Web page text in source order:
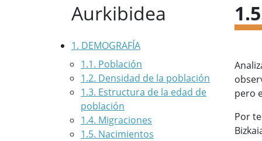
Aurkibidea
1. DEMOGRAFÍA
1.1. Población
1.2. Densidad de la población
1.3. Estructura de la edad de
población
1.4. Migraciones
1.5. Nacimientos
pero
Por